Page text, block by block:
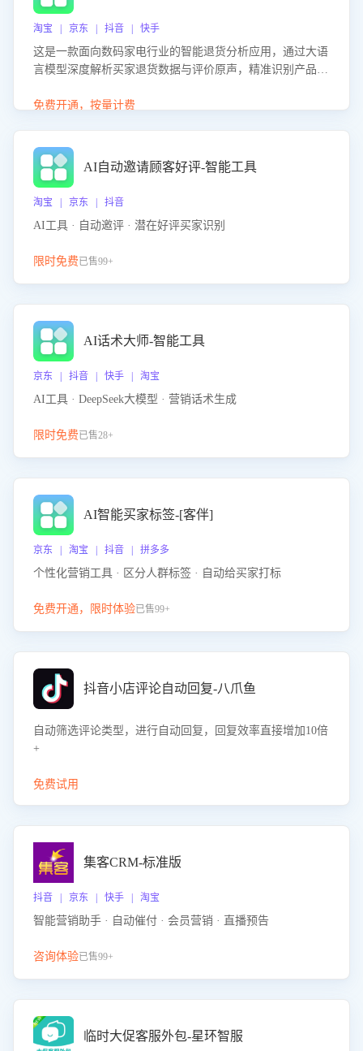
淘宝 | 京东 | 抖音 | 快手
这是一款面向数码家电行业的智能退货分析应用，通过大语
言模型深度解析买家退货数据与评价原声，精准识别产品质
改进建议，通过挖掘用户痛点驱动产品迭代，从根本上降低
免费开通，按量计费
AI自动邀请顾客好评-智能工具
淘宝 | 京东 | 抖音
AI工具 · 自动邀评 · 潜在好评买家识别
限时免费已售99+
AI话术大师-智能工具
京东 | 抖音 | 快手 | 淘宝
AI工具 · DeepSeek大模型 · 营销话术生成
限时免费已售28+
AI智能买家标签-[客伴]
京东 | 淘宝 | 抖音 | 拼多多
个性化营销工具 · 区分人群标签 · 自动给买家打标
免费开通，限时体验已售99+
抖音小店评论自动回复-八爪鱼
自动筛选评论类型，进行自动回复，回复效率直接增加10倍
+
免费试用
集客CRM-标准版
抖音 | 京东 | 快手 | 淘宝
智能营销助手 · 自动催付 · 会员营销 · 直播预告
咨询体验已售99+
临时大促客服外包-星环智服